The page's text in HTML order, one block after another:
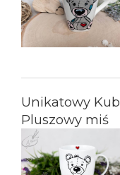
Unikatowy
Pluszowy miś